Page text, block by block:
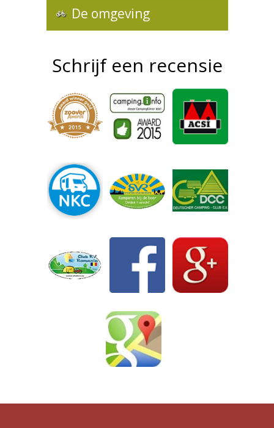
De omgeving
Schrijf een recensie